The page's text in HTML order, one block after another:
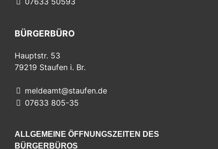
BÜRGERBÜRO
Hauptstr. 53
79219 Staufen i. Br.
meldeamt@staufen.de
07633 805-35
ALLGEMEINE ÖFFNUNGSZEITEN DES
BÜRGERBÜROS